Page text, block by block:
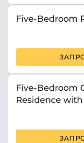
Five-Bedroom
Five-Bedroom
Residence with